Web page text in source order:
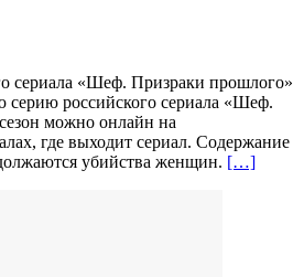
сериала «Шеф. Призраки прошлого»
серию российского сериала «Шеф.
можно онлайн на
где выходит сериал. Содержание
убийства женщин. […]